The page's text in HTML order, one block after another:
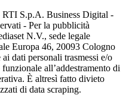
RTI S.p.A. Business Digital -
- Per la pubblicità
N.V., sede legale
Europa 46, 20093 Cologno
dati personali trasmessi e/o
all’addestramento di
È altresì fatto divieto
di data scraping.